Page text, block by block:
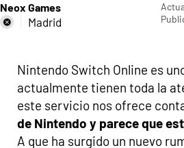
Neox Games
Madrid
Nintendo Switch Online es
actualmente tienen toda la
este servicio nos ofrece
de Nintendo y parece que
A que ha surgido un nuevo